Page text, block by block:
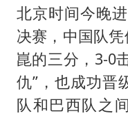
北京时间今晚
决赛，中国队
崑的三分，3-0
仇”，也成功晋
队和巴西队之